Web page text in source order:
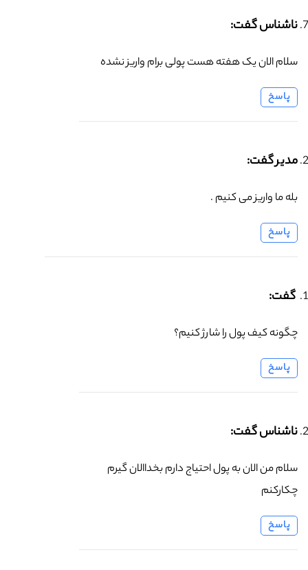
ناشناس گفت:
سلام الان یک هفته هست پولی برام واریز نشده
پاسخ
مدیر گفت:
بله ما واریز می کنیم .
پاسخ
گفت:
چگونه کیف پول را شارژ کنیم؟
پاسخ
ناشناس گفت:
سلام من الان به پول احتیاج دارم بخداالان گیرم
چکارکنم
پاسخ